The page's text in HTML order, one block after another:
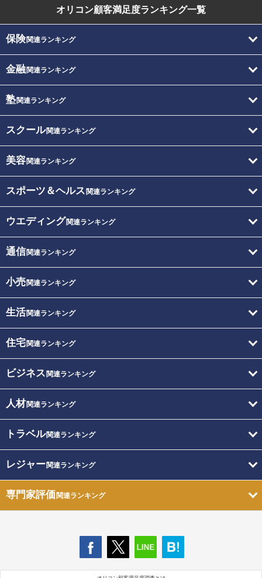
オリコン顧客満足度ランキング一覧
保険関連ランキング
金融関連ランキング
塾関連ランキング
スクール関連ランキング
美容関連ランキング
スポーツ＆ヘルス 関連ランキング
ウエディング関連ランキング
通信関連ランキング
小売関連ランキング
生活関連ランキング
住宅関連ランキング
ビジネス 関連ランキング
人材関連ランキング
トラベル関連ランキング
レジャー関連ランキング
専門家評価関連ランキング